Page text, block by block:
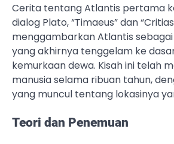
Cerita tentang Atlantis pertama
dialog Plato, “Timaeus” dan
menggambarkan Atlantis
yang akhirnya tenggelam ke
kemurkaan dewa. Kisah ini telah
manusia selama ribuan tahun,
yang muncul tentang lokasinya
Teori dan Penemuan